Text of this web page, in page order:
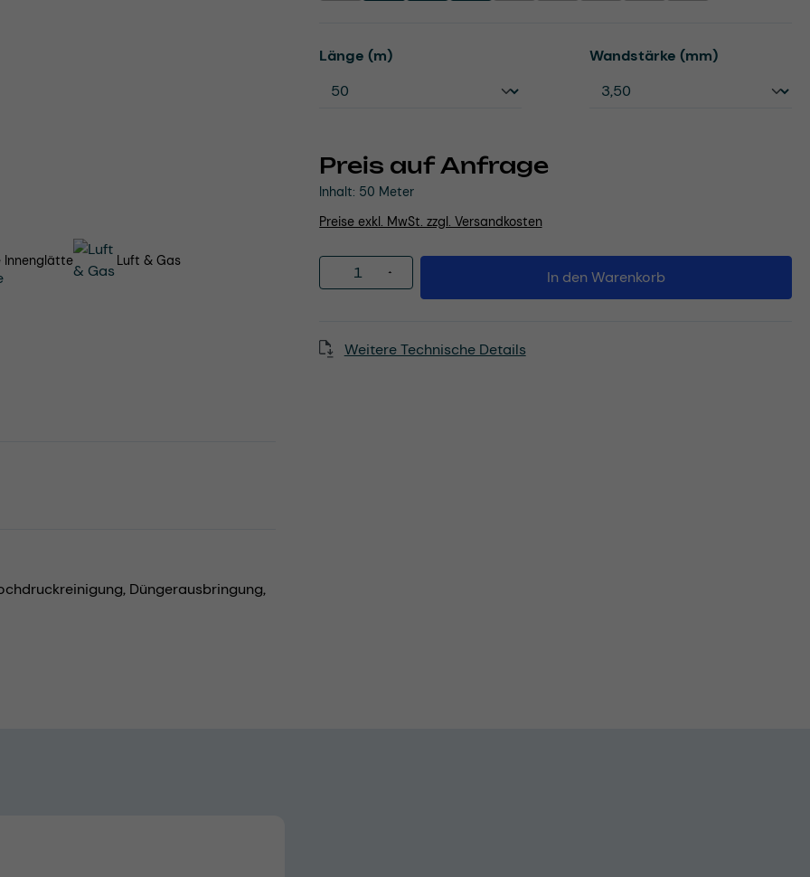
Preis auf Anfrage
Inhalt: 50 Meter
Preise exkl. MwSt. zzgl. Versandkosten
Länge (m)auswählen Wandstärke (mm)auswählen
Produkt Anzahl: Gib den gewünschten Wert
In den Warenkorb
Weitere Technische Details
Innenglätte Luft & Gas
Düngerausbringung,